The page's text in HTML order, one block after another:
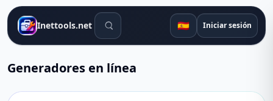
Inettools.net Herramientas de búsqueda
🇪🇸 Iniciar sesión
Generadores en línea